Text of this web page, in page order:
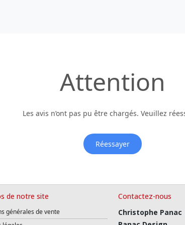
Attention
Les avis n’ont pas pu être chargés. Veuillez
Réessayer
de notre site
générales de vente
Contactez-nous
Christophe Panac